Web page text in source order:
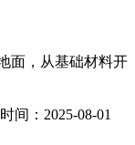
面，从基础材料开
：2025-08-01